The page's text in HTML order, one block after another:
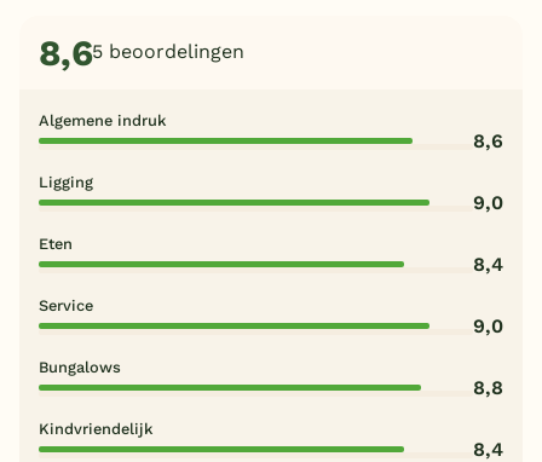
8,65 beoordelingen
Algemene indruk
8,6
Ligging
9,0
Eten
8,4
Service
9,0
Bungalows
8,8
Kindvriendelijk
8,4